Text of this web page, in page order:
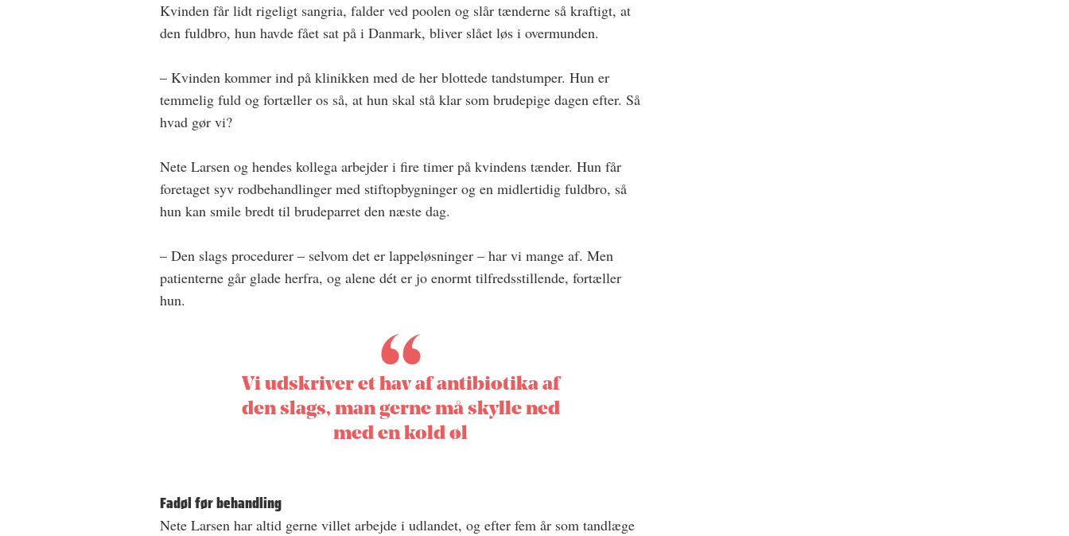
Kvinden får lidt rigeligt sangria, falder ved poolen og slår tænderne så kraftigt, at
den fuldbro, hun havde fået sat på i Danmark, bliver slået løs i overmunden.
– Kvinden kommer ind på klinikken med de her blottede tandstumper. Hun er
temmelig fuld og fortæller os så, at hun skal stå klar som brudepige dagen efter. Så
hvad gør vi?
Nete Larsen og hendes kollega arbejder i fire timer på kvindens tænder. Hun får
foretaget syv rodbehandlinger med stiftopbygninger og en midlertidig fuldbro, så
hun kan smile bredt til brude­parret den næste dag.
– Den slags procedurer – selvom det er lappeløsninger – har vi mange af. Men
patienterne går glade herfra, og alene dét er jo enormt tilfredsstillende, fortæller
hun.
Vi udskriver et hav af antibiotika af
den slags, man gerne må skylle ned
med en kold øl
Fadøl før behandling
Nete Larsen har altid gerne villet arbejde i udlandet, og efter fem år som tandlæge